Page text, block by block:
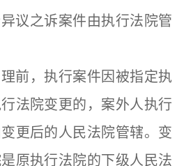
之诉案件由执行法院管
，执行案件因被指定执
法院变更的，案外人执行
更后的人民法院管辖。变
原执行法院的下级人民法